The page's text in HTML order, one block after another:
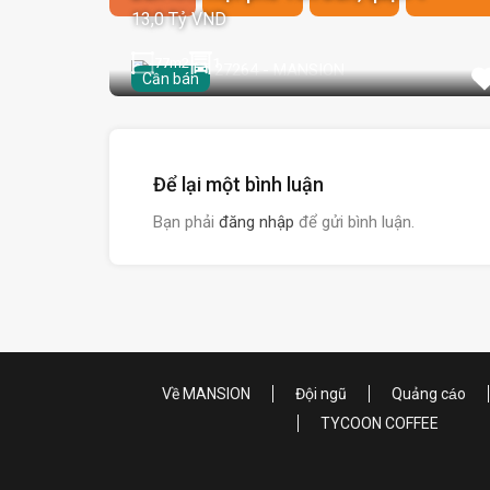
Cần bán
13,0 Tỷ VND
77m2
Để lại một bình luận
Bạn phải đăng nhập để gửi bình luận.
Về MANSION Đội ngũ Quảng cáo
TYCOON COFFEE